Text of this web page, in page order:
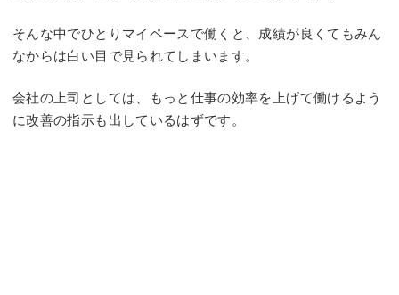
そんな中でひとりマイペースで働くと、成績が良くてもみん
なからは白い目で見られてしまいます。
会社の上司としては、もっと仕事の効率を上げて働けるよう
に改善の指示も出しているはずです。